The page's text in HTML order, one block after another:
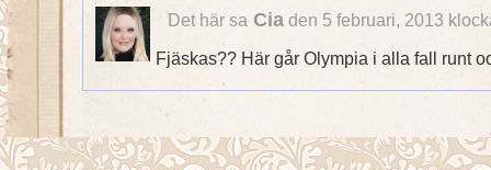
Det här saCiaden 5 februari, 2013
Fjäskas?? Här går Olympia i alla fall runt